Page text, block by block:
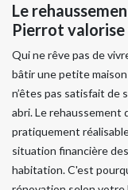
Le
Pierrot
Qui ne rêve pas de
bâtir une petite maison
n’êtes pas satisfait de
abri. Le rehaussement
pratiquement
situation financière
habitation. C'est